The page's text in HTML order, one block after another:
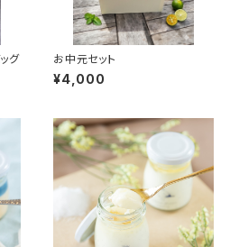
グ お中元セット
¥4,000